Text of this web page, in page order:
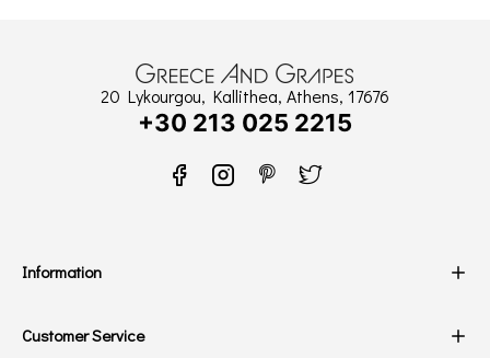
20 Lykourgou, Kallithea, Athens, 17676
+30 213 025 2215
Information
Customer Service